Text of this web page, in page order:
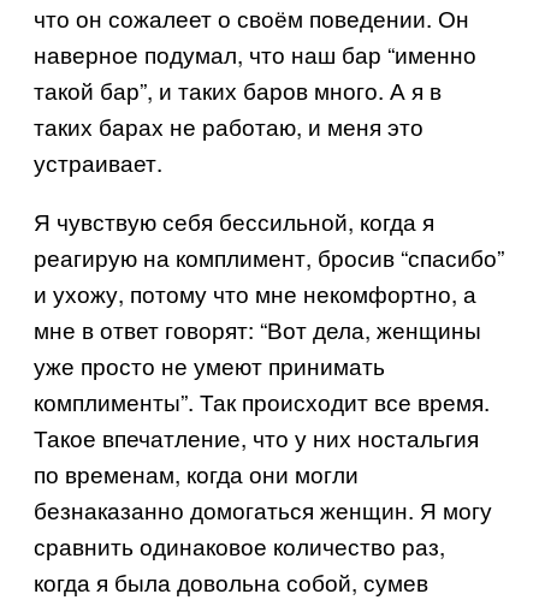
что он сожалеет о своём поведении. Он
наверное подумал, что наш бар “именно
такой бар”, и таких баров много. А я в
таких барах не работаю, и меня это
устраивает.
Я чувствую себя бессильной, когда я
реагирую на комплимент, бросив “спасибо”
и ухожу, потому что мне некомфортно, а
мне в ответ говорят: “Вот дела, женщины
уже просто не умеют принимать
комплименты”. Так происходит все время.
Такое впечатление, что у них ностальгия
по временам, когда они могли
безнаказанно домогаться женщин. Я могу
сравнить одинаковое количество раз,
когда я была довольна собой, сумев